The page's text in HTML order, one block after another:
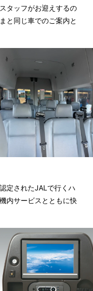
タッフがお迎えするの
と同じ車でのご案内と
定されたJALで行くハ
内サービスとともに快